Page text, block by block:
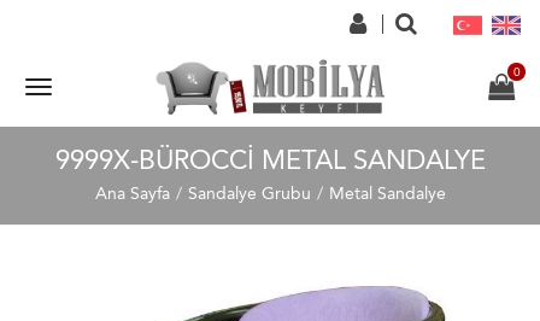
9999X-BÜROCCI METAL SANDALYE
Ana Sayfa Sandalye Grubu Metal Sandalye